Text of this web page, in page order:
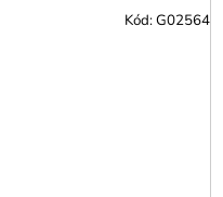
Kód:G02564